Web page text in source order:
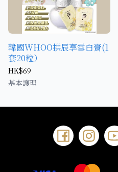
韓國WHOO拱辰享雪白膏(1
套20粒）
HK$69
基本護理